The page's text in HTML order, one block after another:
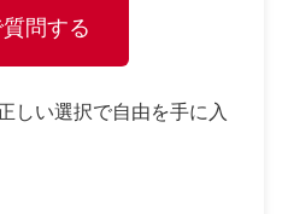
問する
しい選択で自由を手に入